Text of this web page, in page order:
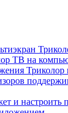
ТВ на
и настроить